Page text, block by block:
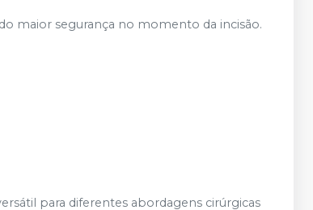
maior segurança no momento da incisão.
para diferentes abordagens cirúrgicas